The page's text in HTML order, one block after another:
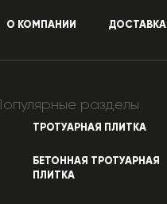
О КОМПАНИИ ДОСТАВКА
разделы
ТРОТУАРНАЯ ПЛИТКА
БЕТОННАЯ ТРОТУАРНАЯ
ПЛИТКА